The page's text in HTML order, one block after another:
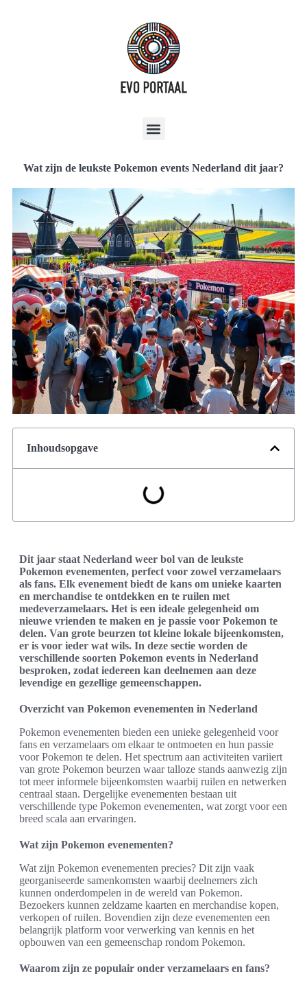
Wat zijn de leukste Pokemon events Nederland dit jaar?
Inhoudsopgave
Dit jaar staat Nederland weer bol van de leukste
Pokemon evenementen, perfect voor zowel verzamelaars
als fans. Elk evenement biedt de kans om unieke kaarten
en merchandise te ontdekken en te ruilen met
medeverzamelaars. Het is een ideale gelegenheid om
nieuwe vrienden te maken en je passie voor Pokemon te
delen. Van grote beurzen tot kleine lokale bijeenkomsten,
er is voor ieder wat wils. In deze sectie worden de
verschillende soorten Pokemon events in Nederland
besproken, zodat iedereen kan deelnemen aan deze
levendige en gezellige gemeenschappen.
Overzicht van Pokemon evenementen in Nederland
Pokemon evenementen bieden een unieke gelegenheid voor
fans en verzamelaars om elkaar te ontmoeten en hun passie
voor Pokemon te delen. Het spectrum aan activiteiten variiert
van grote Pokemon beurzen waar talloze stands aanwezig zijn
tot meer informele bijeenkomsten waarbij ruilen en netwerken
centraal staan. Dergelijke evenementen bestaan uit
verschillende type Pokemon evenementen, wat zorgt voor een
breed scala aan ervaringen.
Wat zijn Pokemon evenementen?
Wat zijn Pokemon evenementen precies? Dit zijn vaak
georganiseerde samenkomsten waarbij deelnemers zich
kunnen onderdompelen in de wereld van Pokemon.
Bezoekers kunnen zeldzame kaarten en merchandise kopen,
verkopen of ruilen. Bovendien zijn deze evenementen een
belangrijk platform voor verwerking van kennis en het
opbouwen van een gemeenschap rondom Pokemon.
Waarom zijn ze populair onder verzamelaars en fans?